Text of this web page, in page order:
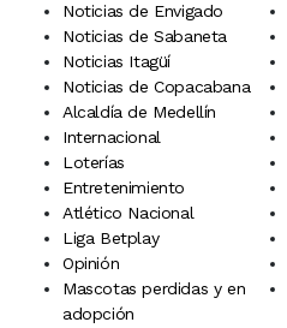
Noticias de Envigado
Noticias de Sabaneta
Noticias Itagüí
Noticias de Copacabana
Alcaldía de Medellín
Internacional
Loterías
Entretenimiento
Atlético Nacional
Liga Betplay
Opinión
Mascotas perdidas y en
adopción